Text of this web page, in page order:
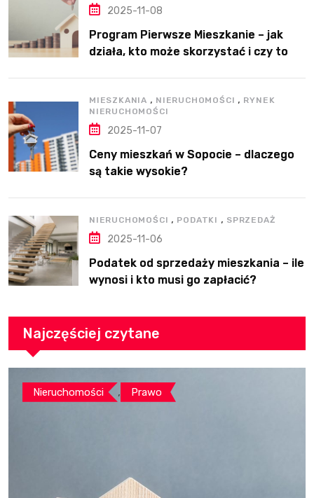
2025-11-08
Program Pierwsze Mieszkanie – jak
działa, kto może skorzystać i czy to
MIESZKANIA , NIERUCHOMOŚCI , RYNEK
NIERUCHOMOŚCI
2025-11-07
Ceny mieszkań w Sopocie – dlaczego
są takie wysokie?
NIERUCHOMOŚCI , PODATKI , SPRZEDAŻ
2025-11-06
Podatek od sprzedaży mieszkania – ile
wynosi i kto musi go zapłacić?
Najczęściej czytane
Nieruchomości , Prawo